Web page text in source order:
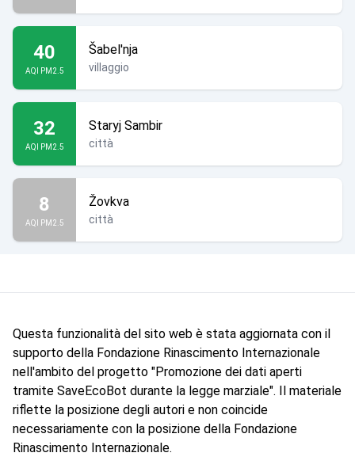
40
AQI PM2.5
Šabel'nja
villaggio
32
AQI PM2.5
Staryj Sambir
città
8
AQI PM2.5
Žovkva
città
Questa funzionalità del sito web è stata aggiornata con il
supporto della Fondazione Rinascimento Internazionale
nell'ambito del progetto "Promozione dei dati aperti
tramite SaveEcoBot durante la legge marziale". Il materiale
riflette la posizione degli autori e non coincide
necessariamente con la posizione della Fondazione
Rinascimento Internazionale.